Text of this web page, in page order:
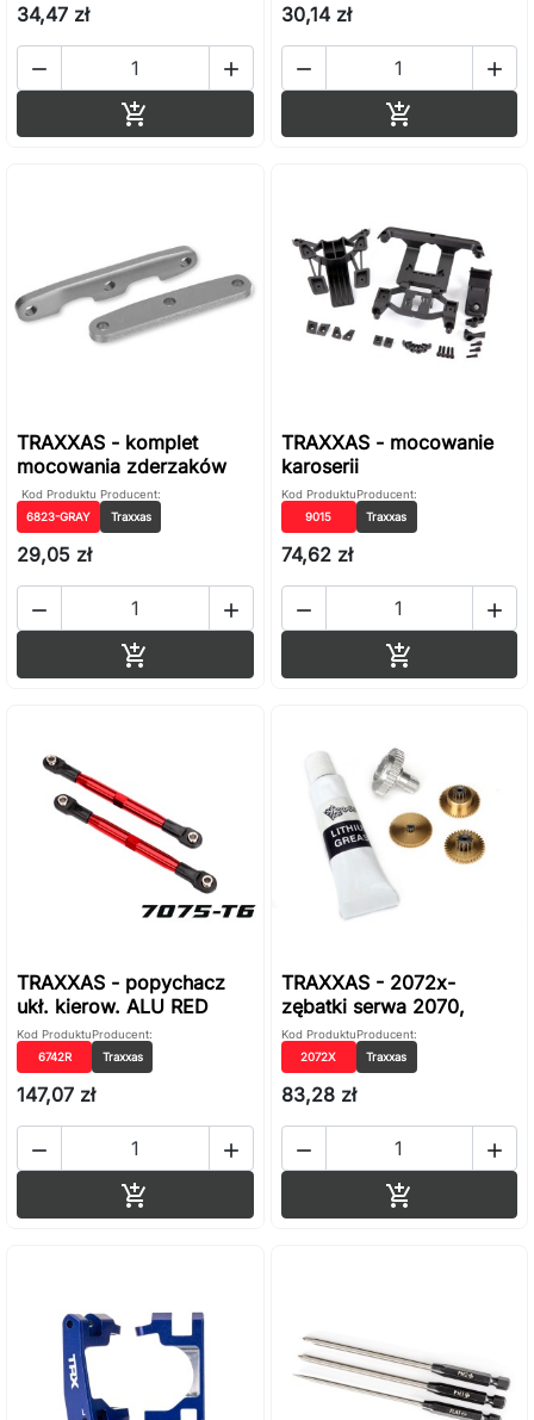
34,47 zł
 

30,14 zł
 

TRAXXAS - komplet
mocowania zderzaków
Kod Produktu
6823-GRAY
Producent:
Traxxas
29,05 zł
 

TRAXXAS - mocowanie
karoserii
Kod Produktu
9015
Producent:
Traxxas
74,62 zł
 

TRAXXAS - popychacz
ukł. kierow. ALU RED
Kod Produktu
6742R
Producent:
Traxxas
147,07 zł
 

TRAXXAS - 2072x-
zębatki serwa 2070,
Kod Produktu
2072X
Producent:
Traxxas
83,28 zł
 
